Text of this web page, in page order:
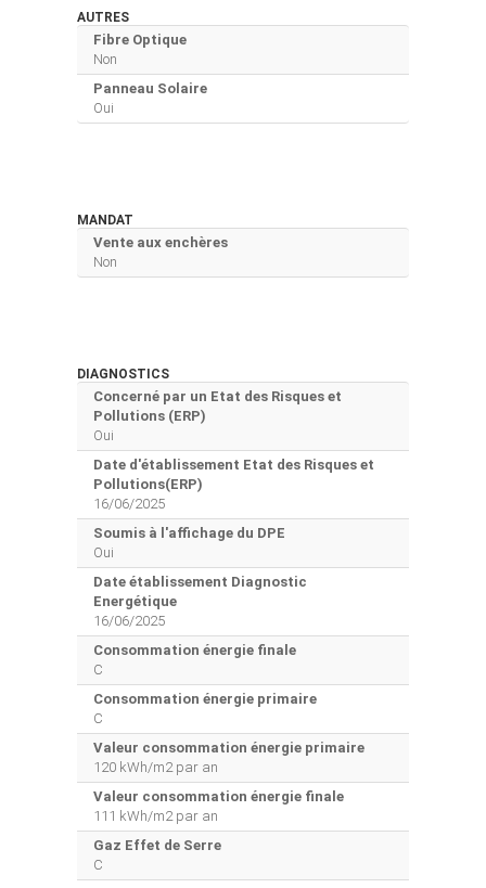
AUTRES
Fibre Optique
Non
Panneau Solaire
Oui
MANDAT
Vente aux enchères
Non
DIAGNOSTICS
Concerné par un Etat des Risques et
Pollutions (ERP)
Oui
Date d'établissement Etat des Risques et
Pollutions(ERP)
16/06/2025
Soumis à l'affichage du DPE
Oui
Date établissement Diagnostic
Energétique
16/06/2025
Consommation énergie finale
C
Consommation énergie primaire
C
Valeur consommation énergie primaire
120 kWh/m2 par an
Valeur consommation énergie finale
111 kWh/m2 par an
Gaz Effet de Serre
C